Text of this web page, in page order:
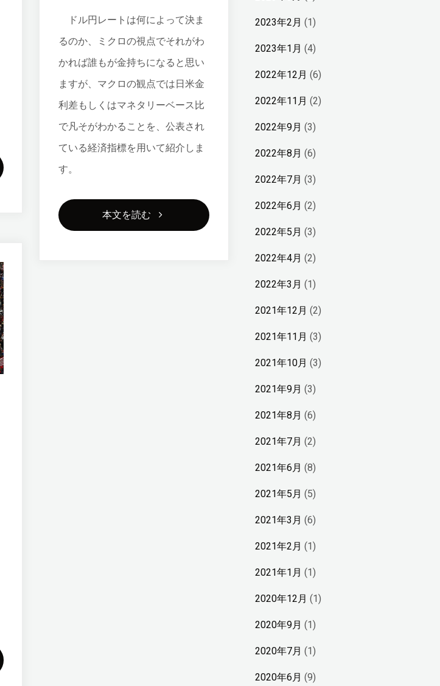
成
長。
国
ドル円レートは何によって決ま
るのか、ミクロの視点でそれがわ
かれば誰もが金持ちになると思い
ますが、マクロの観点では日米金
利差もしくはマネタリーベース比
で凡そがわかることを、公表され
ている経済指標を用いて紹介しま
す。
本文を読む "金
2023年2月 (1)
2023年1月 (4)
2022年12月 (6)
2022年11月 (2)
2022年9月 (3)
2022年8月 (6)
2022年7月 (3)
2022年6月 (2)
2022年5月 (3)
2022年4月 (2)
2022年3月 (1)
2021年12月 (2)
2021年11月 (3)
2021年10月 (3)
2021年9月 (3)
2021年8月 (6)
2021年7月 (2)
2021年6月 (8)
2021年5月 (5)
2021年3月 (6)
2021年2月 (1)
2021年1月 (1)
2020年12月 (1)
2020年9月 (1)
2020年7月 (1)
2020年6月 (9)